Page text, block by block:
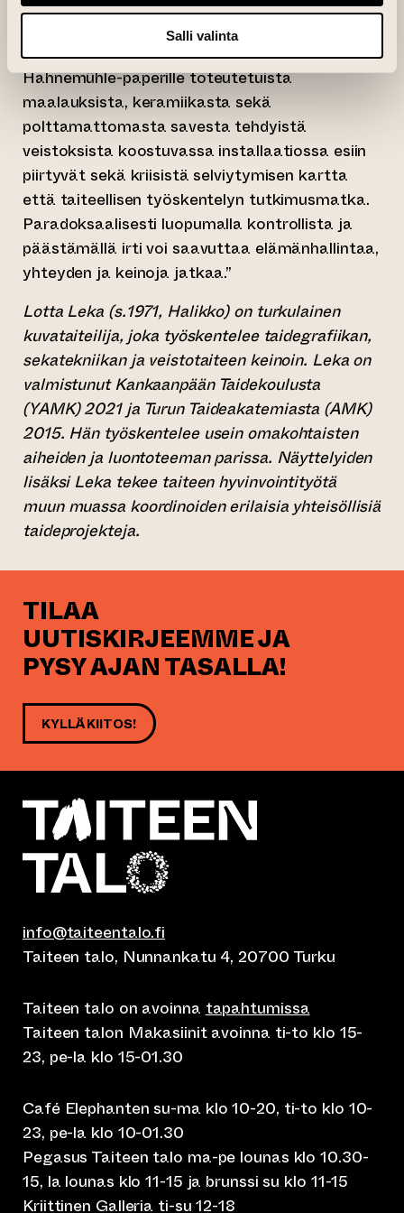
Salli valinta
360° kuvaa mielenrauhan etsimistä
haastavassa tilanteessa. Sekatekniikalla
Hahnemühle-paperille toteutetuista
maalauksista, keramiikasta sekä
polttamattomasta savesta tehdyistä
veistoksista koostuvassa installaatiossa esiin
piirtyvät sekä kriisistä selviytymisen kartta
että taiteellisen työskentelyn tutkimusmatka.
Paradoksaalisesti luopumalla kontrollista ja
päästämällä irti voi saavuttaa elämänhallintaa,
yhteyden ja keinoja jatkaa.”
Lotta Leka (s.1971, Halikko) on turkulainen
kuvataiteilija, joka työskentelee taidegrafiikan,
sekatekniikan ja veistotaiteen keinoin. Leka on
valmistunut Kankaanpään Taidekoulusta
(YAMK) 2021 ja Turun Taideakatemiasta (AMK)
2015. Hän työskentelee usein omakohtaisten
aiheiden ja luontoteeman parissa. Näyttelyiden
lisäksi Leka tekee taiteen hyvinvointityötä
muun muassa koordinoiden erilaisia yhteisöllisiä
taideprojekteja.
TILAA
UUTISKIRJEEMME JA
PYSY AJAN TASALLA!
KYLLÄ KIITOS!
info@taiteentalo.fi
Taiteen talo, Nunnankatu 4, 20700 Turku
Taiteen talo on avoinna tapahtumissa
Taiteen talon Makasiinit avoinna ti-to klo 15-
23, pe-la klo 15-01.30
Café Elephanten su-ma klo 10-20, ti-to klo 10-
23, pe-la klo 10-01.30
Pegasus Taiteen talo ma-pe lounas klo 10.30-
15, la lounas klo 11-15 ja brunssi su klo 11-15
Kriittinen Galleria ti-su 12-18